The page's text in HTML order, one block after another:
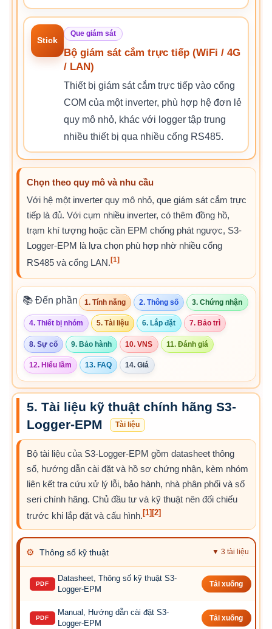
Stick
Que giám sát
Bộ giám sát cắm trực tiếp (WiFi / 4G
/ LAN)
Thiết bị giám sát cắm trực tiếp vào cổng
COM của một inverter, phù hợp hệ đơn lẻ
quy mô nhỏ, khác với logger tập trung
nhiều thiết bị qua nhiều cổng RS485.
Chọn theo quy mô và nhu cầu
Với hệ một inverter quy mô nhỏ, que giám sát cắm trực
tiếp là đủ. Với cụm nhiều inverter, có thêm đồng hồ,
trạm khí tượng hoặc cần EPM chống phát ngược, S3-
Logger-EPM là lựa chọn phù hợp nhờ nhiều cổng
RS485 và cổng LAN. [1]
📚 Đến phần 1. Tính năng 2. Thông số 3. Chứng nhận
4. Thiết bị nhóm 5. Tài liệu 6. Lắp đặt 7. Bảo trì
8. Sự cố 9. Bảo hành 10. VNS 11. Đánh giá
12. Hiểu lầm 13. FAQ 14. Giá
5. Tài liệu kỹ thuật chính hãng S3-
Logger-EPM
Tài liệu
Bộ tài liệu của S3-Logger-EPM gồm datasheet thông
số, hướng dẫn cài đặt và hồ sơ chứng nhận, kèm nhóm
liên kết tra cứu xử lý lỗi, bảo hành, nhà phân phối và số
seri chính hãng. Chủ đầu tư và kỹ thuật nên đối chiếu
trước khi lắp đặt và cấu hình. [1] [2]
⚙ Thông số kỹ thuật ▼ 3 tài liệu
PDF
Datasheet, Thông số kỹ thuật S3-
Logger-EPM
Tải xuống
PDF
Manual, Hướng dẫn cài đặt S3-
Logger-EPM
Tải xuống